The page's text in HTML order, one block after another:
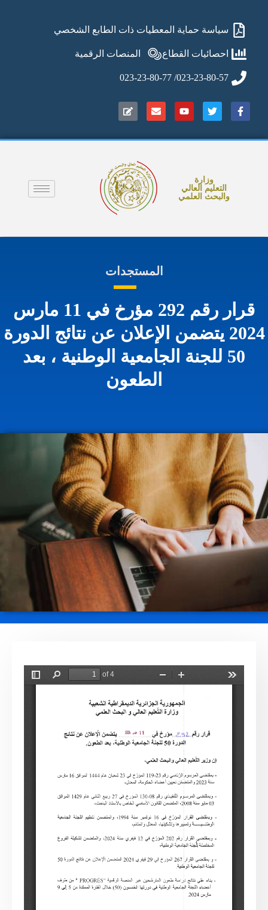
سياسة حماية المعطيات ذات الطابع الشخصي
احصائيات القطاع المنصات الرقمية
023-23-80-57/ 023-23-80-77
وزارة
التعليم العالي
والبحث العلمي
المستجدات
قرار رقم 292 مؤرخ في 11 مارس
2024 يتضمن الإعلان عن نتائج الدورة
50 للجنة الجامعية الوطنية ، بعد
الطعون